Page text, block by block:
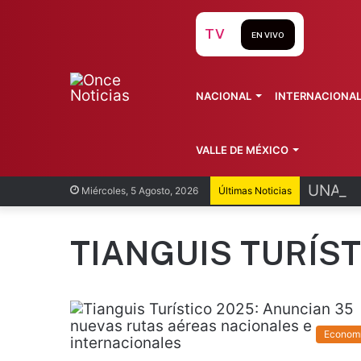
Miércoles, 5 Agosto, 2026 Últimas Noticias UNAM
TV EN VIVO
NACIONAL INTERNACIONAL
VALLE DE MÉXICO
TIANGUIS